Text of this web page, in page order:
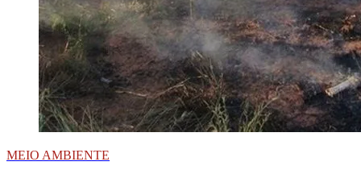
MEIO AMBIENTE